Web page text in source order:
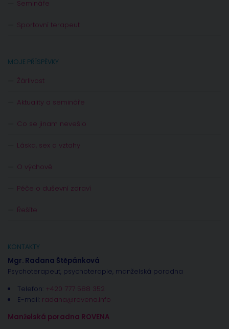
Semináře
Sportovní terapeut
MOJE PŘÍSPĚVKY
Žárlivost
Aktuality a semináře
Co se jinam nevešlo
Láska, sex a vztahy
O výchově
Péče o duševní zdraví
Řešíte
KONTAKTY
Mgr. Radana Štěpánková
Psychoterapeut, psychoterapie, manželská poradna
Telefon: +420 777 588 352
E-mail: radana@rovena.info
Manželská poradna ROVENA